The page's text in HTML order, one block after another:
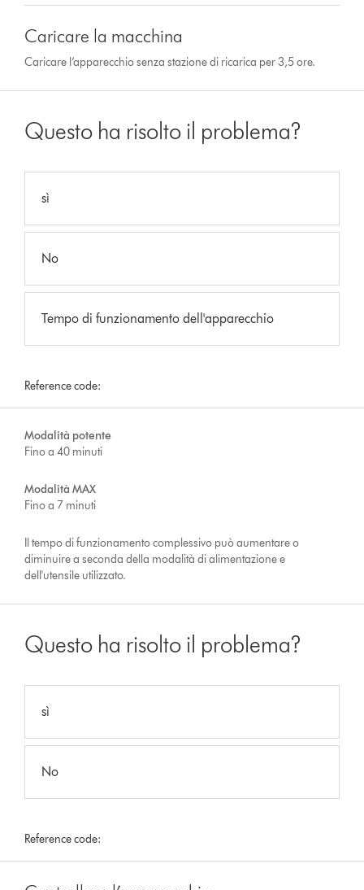
Caricare la macchina
Caricare l’apparecchio senza stazione di ricarica per 3,5 ore.
Questo ha risolto il problema?
sì
No
Tempo di funzionamento dell'apparecchio
Reference code:
Modalità potente
Fino a 40 minuti
Modalità MAX
Fino a 7 minuti
Il tempo di funzionamento complessivo può aumentare o
diminuire a seconda della modalità di alimentazione e
dell'utensile utilizzato.
Questo ha risolto il problema?
sì
No
Reference code: